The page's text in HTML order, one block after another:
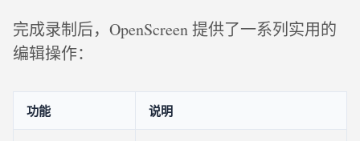
完成录制后，OpenScreen 提供了一系列实用的
编辑操作：
功能 说明